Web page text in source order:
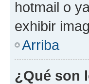
hotmail o
exhibir
Arriba
¿Qué son